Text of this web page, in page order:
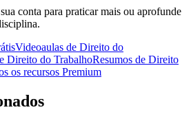
conta para praticar mais ou aprofunde
Videoaulas de Direito do
Direito do TrabalhoResumos de Direito
os recursos Premium